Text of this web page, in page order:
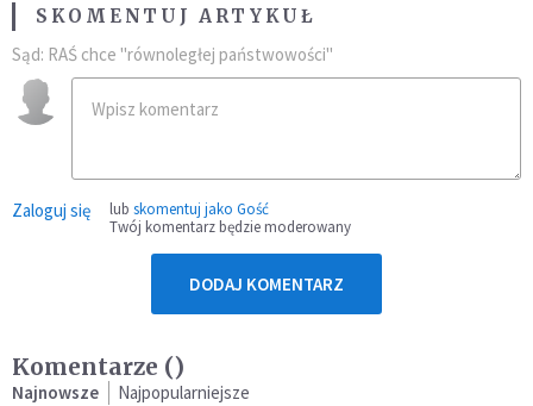
SKOMENTUJ ARTYKUŁ
Sąd: RAŚ chce "równoległej państwowości"
Zaloguj się lub skomentuj jako Gość
Twój komentarz będzie moderowany
DODAJ KOMENTARZ
Komentarze ()
Najnowsze Najpopularniejsze